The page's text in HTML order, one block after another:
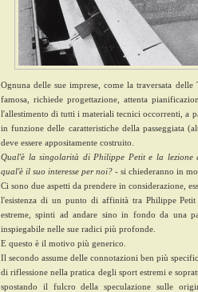
Ognuna delle sue imprese, come la traversata
famosa, richiede progettazione, attenta
l'allestimento di tutti i materiali tecnici occorrenti, a
in funzione delle caratteristiche della passeggiata
deve essere appositamente costruito.
Qual'è la singolarità di Philippe Petit e la lezione
qual'è il suo interesse per noi? - si chiederanno in
Ci sono due aspetti da prendere in considerazione,
l'esistenza di un punto di affinità tra Philippe
estreme, spinti ad andare sino in fondo da una
inspiegabile nelle sue radici più profonde.
E questo è il motivo più generico.
Il secondo assume delle connotazioni ben più
di riflessione nella pratica degli sport estremi e
spostando il fulcro della speculazione sulle